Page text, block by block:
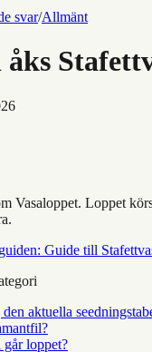
svar/Allmänt
Vasaloppet. Loppet
Guide till
aktuella
loppet?